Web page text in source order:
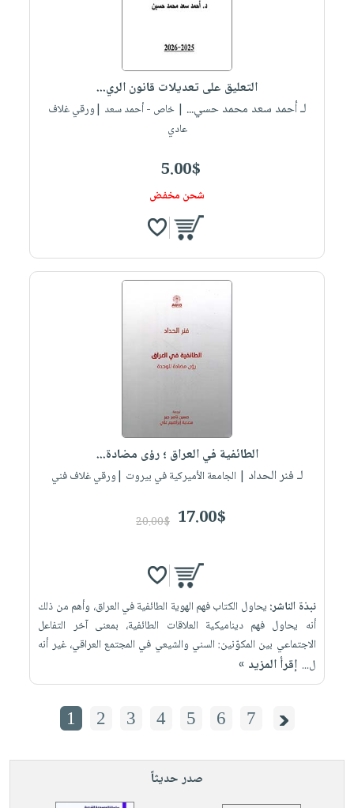
التعليق على تعديلات قانون الري...
لـ أحمد سعد محمد حسي... | خاص - أحمد سعد |ورقي غلاف
عادي
5.00$
شحن مخفض
الطائفية في العراق ؛ رؤى مضادة...
لـ فنر الحداد | الجامعة الأميركية في بيروت |ورقي غلاف فني
17.00$
20.00$
نبذة الناشر: يحاول الكتاب فهم الهوية الطائفية في العراق، وأهم من ذلك
أنه يحاول فهم ديناميكية العلاقات الطائفية، بمعنى آخر التفاعل
الاجتماعي بين المكوّنين: السني والشيعي في المجتمع العراقي، غير أنه
ل... إقرأ المزيد »
1 2 3 4 5 6 7
صدر حديثاً